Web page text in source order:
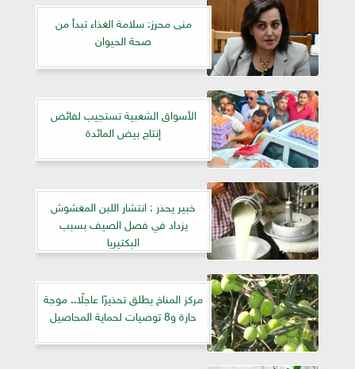
منى محرز: سلامة الغذاء تبدأ من
صحة الحيوان
الأسواق الشعبية تستجيب لفائض
إنتاج بيض المائدة
خبير يحذر : انتشار اللبن المغشوش
يزداد في فصل الصيف بسبب
البكتيريا
مركز المناخ يطلق تحذيرًا عاجلًا.. موجة
حارة و8 توصيات لحماية المحاصيل